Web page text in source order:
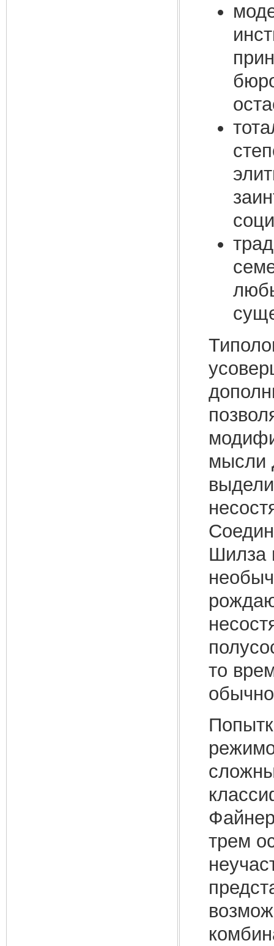
мысли
Шилза
то
трем